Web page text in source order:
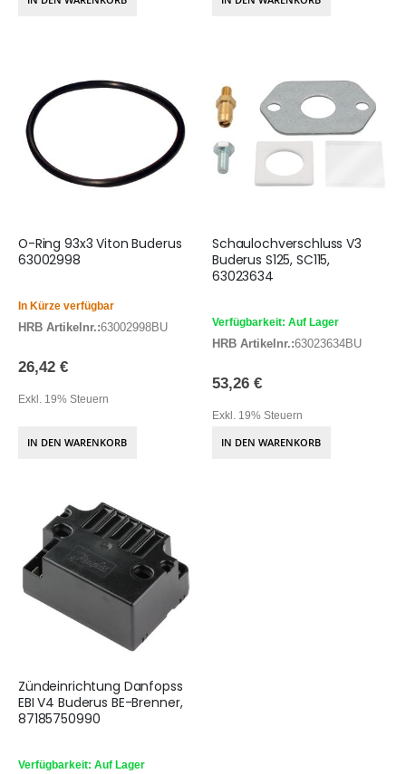
O-Ring 93x3 Viton Buderus
63002998
In Kürze verfügbar
HRB Artikelnr.:63002998BU
26,42 €
Exkl. 19% Steuern
IN DEN WARENKORB
Schaulochverschluss V3
Buderus S125, SC115,
63023634
Verfügbarkeit: Auf Lager
HRB Artikelnr.:63023634BU
53,26 €
Exkl. 19% Steuern
IN DEN WARENKORB
Zündeinrichtung Danfopss
EBI V4 Buderus BE-Brenner,
87185750990
Verfügbarkeit: Auf Lager